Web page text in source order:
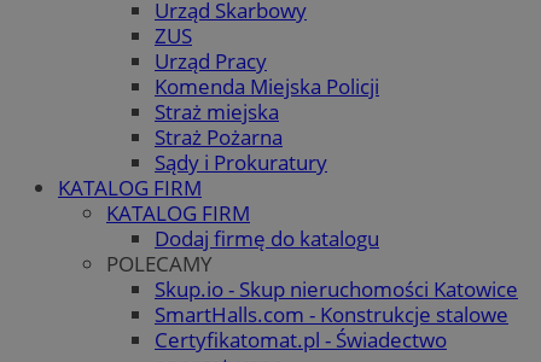
Urząd Skarbowy
ZUS
Urząd Pracy
Komenda Miejska Policji
Straż miejska
Straż Pożarna
Sądy i Prokuratury
KATALOG FIRM
KATALOG FIRM
Dodaj firmę do katalogu
POLECAMY
Skup.io - Skup nieruchomości Katowice
SmartHalls.com - Konstrukcje stalowe
Certyfikatomat.pl - Świadectwo